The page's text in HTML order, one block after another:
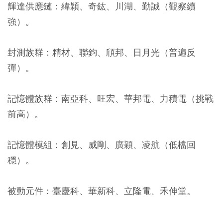
輝達供應鏈：緯穎、奇鈜、川湖、勤誠（觀察續
強）。
封測族群：精材、聯鈞、頎邦、日月光（普遍反
彈）。
記憶體族群：南亞科、旺宏、華邦電、力積電（挑戰
前高）。
記憶體模組：創見、威剛、廣穎、凌航（低檔回
穩）。
被動元件：臺慶科、華新科、立隆電、禾伸堂。